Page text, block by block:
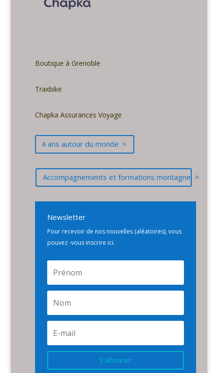
Boutique à Grenoble
Traxbike
Chapka Assurances Voyage
4 ans autour du monde
Accompagnements et formations montagne
Newsletter
Pour recevoir de nos nouvelles (aléatoires), vous
pouvez -vous inscrire ici.
S'abonner